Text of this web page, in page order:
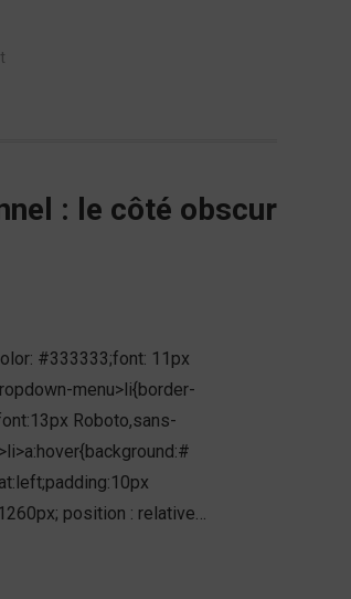
: le côté obscur
#333333;font: 11px
menu>li{border-
Roboto,sans-
position : relative…